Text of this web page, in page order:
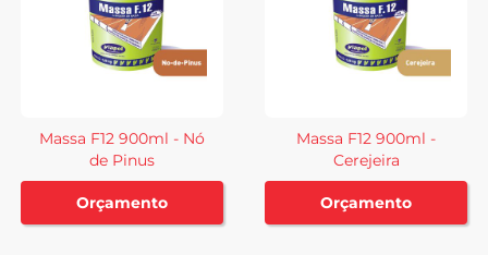
Massa F12 900ml - Nó
de Pinus
Orçamento
Massa F12 900ml -
Cerejeira
Orçamento